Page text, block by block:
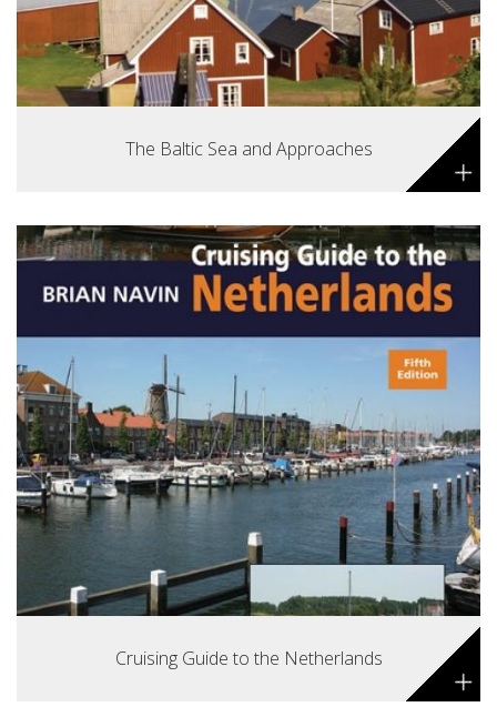
The Baltic Sea and Approaches +
Cruising Guide to the Netherlands +